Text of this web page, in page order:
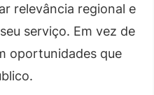
relevância regional e
serviço. Em vez de
oportunidades que